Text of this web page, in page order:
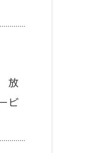
放
ビ